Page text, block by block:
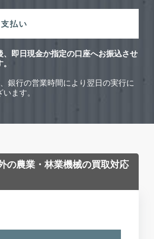
払い
、即日現金か指定の口座へお振込させ
銀行の営業時間により翌日の実行に
ます。
の農業・林業機械の買取対応